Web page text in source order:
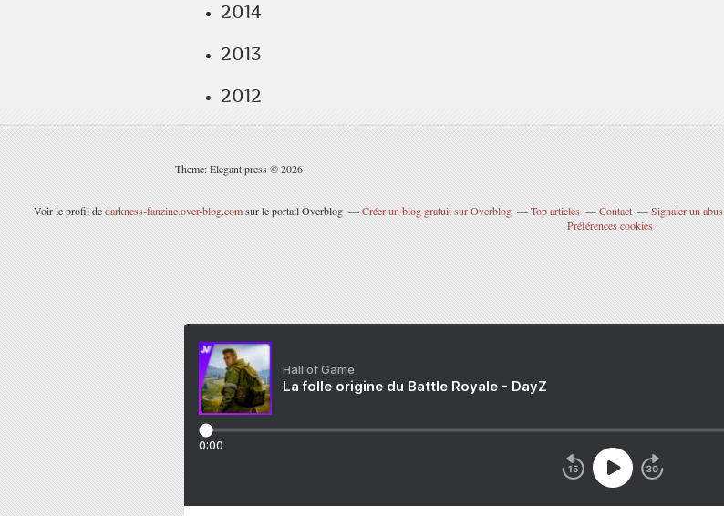
2014
2013
2012
Theme: Elegant press © 2026
Voir le profil dedarkness-fanzine.over-blog.comsur le portail Overblog Créer un blog gratuit sur Overblog Top articles Contact Signaler un abus
Préférences cookies
Hall of Game
La folle origine du Battle Royale - DayZ
0:00